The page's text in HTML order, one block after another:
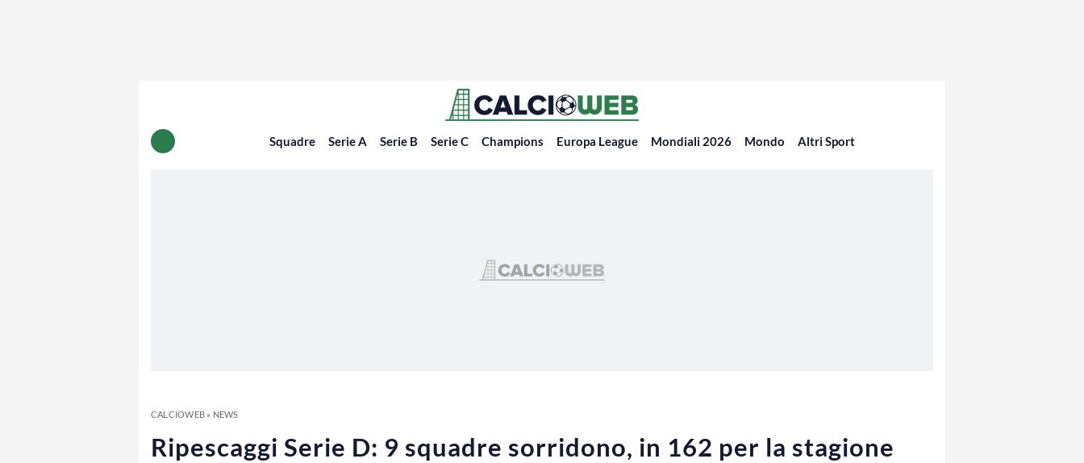
Squadre Serie A Serie B Serie C Champions Europa League Mondiali 2026 Mondo Altri Sport
CALCIOWEB» NEWS
Ripescaggi Serie D: 9 squadre sorridono, in 162 per la stagione